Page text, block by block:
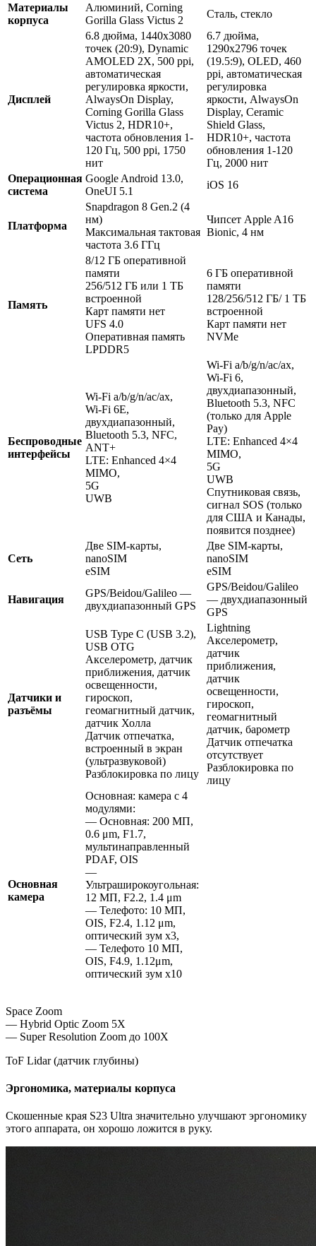
Материалы
корпуса
Алюминий, Corning
Gorilla Glass Victus 2
Сталь, стекло
Дисплей
6.8 дюйма, 1440х3080
точек (20:9), Dynamic
AMOLED 2Х, 500 ppi,
автоматическая
регулировка яркости,
AlwaysOn Display,
Corning Gorilla Glass
Victus 2, HDR10+,
частота обновления 1-
120 Гц, 500 ppi, 1750
нит
6.7 дюйма,
1290х2796 точек
(19.5:9), OLED, 460
ppi, автоматическая
регулировка
яркости, AlwaysOn
Display, Ceramic
Shield Glass,
HDR10+, частота
обновления 1-120
Гц, 2000 нит
Операционная
система
Google Android 13.0,
OneUI 5.1
iOS 16
Платформа
Snapdragon 8 Gen.2 (4
нм)
Максимальная тактовая
частота 3.6 ГГц
Чипсет Apple A16
Bionic, 4 нм
Память
8/12 ГБ оперативной
памяти
256/512 ГБ или 1 ТБ
встроенной
Карт памяти нет
UFS 4.0
Оперативная память
LPDDR5
6 ГБ оперативной
памяти
128/256/512 ГБ/ 1 ТБ
встроенной
Карт памяти нет
NVMe
Беспроводные
интерфейсы
Wi-Fi a/b/g/n/ac/ax,
Wi-Fi 6E,
двухдиапазонный,
Bluetooth 5.3, NFC,
ANT+
LTE: Enhanced 4×4
MIMO,
5G
UWB
Wi-Fi a/b/g/n/ac/ax,
Wi-Fi 6,
двухдиапазонный,
Bluetooth 5.3, NFC
(только для Apple
Pay)
LTE: Enhanced 4×4
MIMO,
5G
UWB
Спутниковая связь,
сигнал SOS (только
для США и Канады,
появится позднее)
Сеть
Две SIM-карты,
nanoSIM
eSIM
Две SIM-карты,
nanoSIM
eSIM
Навигация
GPS/Beidou/Galileo —
двухдиапазонный GPS
GPS/Beidou/Galileo
— двухдиапазонный
GPS
Датчики и
разъёмы
USB Type C (USB 3.2),
USB OTG
Акселерометр, датчик
приближения, датчик
освещенности,
гироскоп,
геомагнитный датчик,
датчик Холла
Датчик отпечатка,
встроенный в экран
(ультразвуковой)
Разблокировка по лицу
Lightning
Акселерометр,
датчик
приближения,
датчик
освещенности,
гироскоп,
геомагнитный
датчик, барометр
Датчик отпечатка
отсутствует
Разблокировка по
лицу
Основная
камера
Основная: камера с 4
модулями:
— Основная: 200 МП,
0.6 μm, F1.7,
мультинаправленный
PDAF, OIS
—
Ультраширокоугольная:
12 МП, F2.2, 1.4 μm
— Телефото: 10 МП,
OIS, F2.4, 1.12 μm,
оптический зум x3,
— Телефото 10 МП,
OIS, F4.9, 1.12μm,
оптический зум х10
Space Zoom
— Hybrid Optic Zoom 5X
— Super Resolution Zoom до 100X
ToF Lidar (датчик глубины)
Эргономика, материалы корпуса
Скошенные края S23 Ultra значительно улучшают эргономику
этого аппарата, он хорошо ложится в руку.